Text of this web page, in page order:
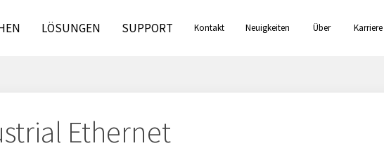
LÖSUNGEN SUPPORT Kontakt
Neuigkeiten
Über
Karriere
Ethernet